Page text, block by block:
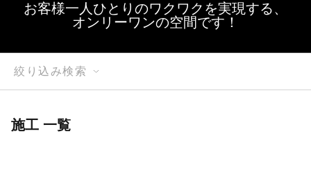
お客様一人ひとりのワクワクを実現する、
オンリーワンの空間です！
絞り込み検索
施工 一覧